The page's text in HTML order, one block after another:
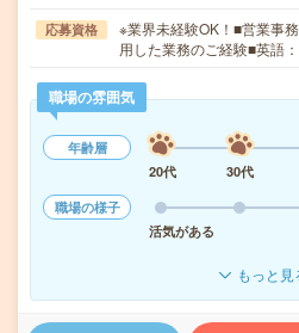
応募資格
※業界未経験OK！■営業事
用した業務のご経験■英語
職場の雰囲気
年齢層
20代
30代
職場の様子
活気がある
もっと見